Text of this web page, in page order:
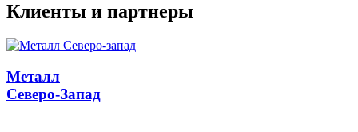
Клиенты и партнеры
Металл
Северо-Запад